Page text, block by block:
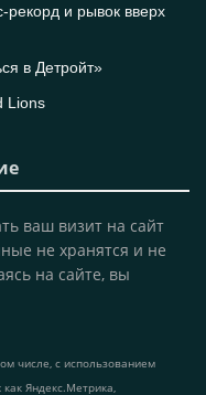
рекорд и рывок вверх
в Детройт»
Lions
ваш визит на сайт
не хранятся и не
на сайте, вы
числе, с использованием
как Яндекс.Метрика,